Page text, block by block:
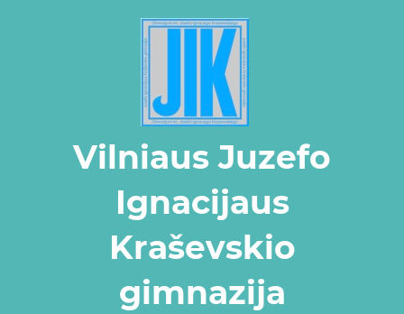
Vilniaus Juzefo
Ignacijaus
Kraševskio
gimnazija